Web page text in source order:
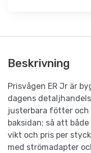
Beskrivning
Prisvågen ER Jr är
dagens
justerbara fötter och
baksidan; så att
vikt och pris per
med strömadapter